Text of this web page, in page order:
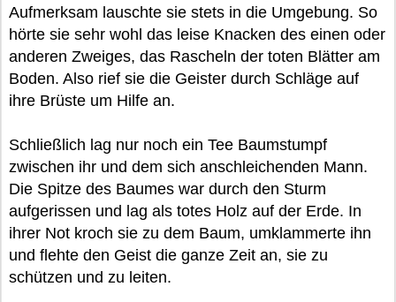
Aufmerksam lauschte sie stets in die Umgebung. So
hörte sie sehr wohl das leise Knacken des einen oder
anderen Zweiges, das Rascheln der toten Blätter am
Boden. Also rief sie die Geister durch Schläge auf
ihre Brüste um Hilfe an.
Schließlich lag nur noch ein Tee Baumstumpf
zwischen ihr und dem sich anschleichenden Mann.
Die Spitze des Baumes war durch den Sturm
aufgerissen und lag als totes Holz auf der Erde. In
ihrer Not kroch sie zu dem Baum, umklammerte ihn
und flehte den Geist die ganze Zeit an, sie zu
schützen und zu leiten.